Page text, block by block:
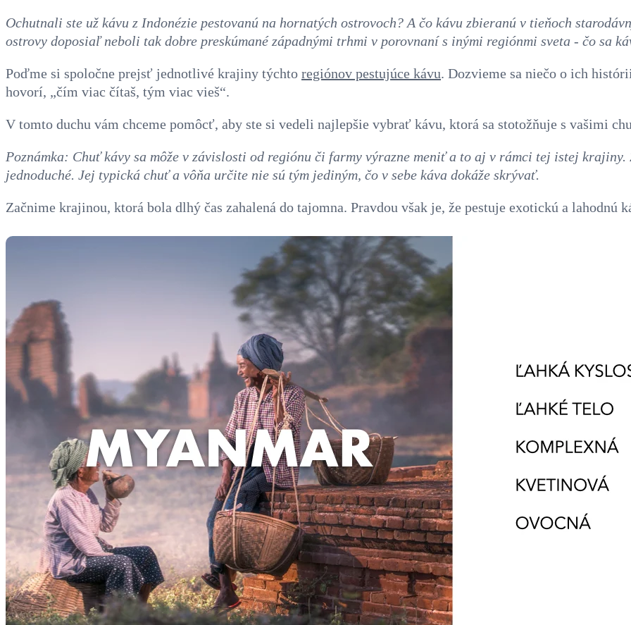
Ochutnali ste už kávu z Indonézie pestovanú na hornatých ostrovoch? A čo kávu zbieranú v tieňoch
ostrovy doposiaľ neboli tak dobre preskúmané západnými trhmi v porovnaní s inými regiónmi sveta - čo sa
Poďme si spoločne prejsť jednotlivé krajiny týchto regiónov pestujúce kávu. Dozvieme sa niečo o ich
hovorí, „čím viac čítaš, tým viac vieš“.
V tomto duchu vám chceme pomôcť, aby ste si vedeli najlepšie vybrať kávu, ktorá sa stotožňuje s vašimi
Poznámka: Chuť kávy sa môže v závislosti od regiónu či farmy výrazne meniť a to aj v rámci tej istej
jednoduché. Jej typická chuť a vôňa určite nie sú tým jediným, čo v sebe káva dokáže skrývať.
Začnime krajinou, ktorá bola dlhý čas zahalená do tajomna. Pravdou však je, že pestuje exotickú a lahodnú